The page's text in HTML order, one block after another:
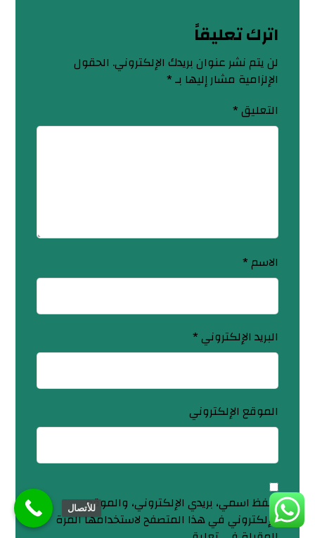
اترك تعليقاً
لن يتم نشر عنوان بريدك الإلكتروني. الحقول
الإلزامية مشار إليها بـ*
التعليق*
الاسم*
البريد الإلكتروني*
الموقع الإلكتروني
احفظ اسمي، بريدي الإلكتروني، والموقع
الإلكتروني في هذا المتصفح لاستخدامها المرة
للأتصال